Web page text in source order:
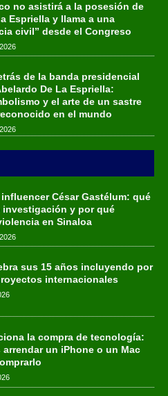
no asistirá a la posesión de
Espriella y llama a una
civil” desde el Congreso
de la banda presidencial
De La Espriella:
y el arte de un sastre
en el mundo
César Gastélum: qué
investigación y por qué
en Sinaloa
sus 15 años incluyendo por
internacionales
la compra de tecnología:
un iPhone o un Mac